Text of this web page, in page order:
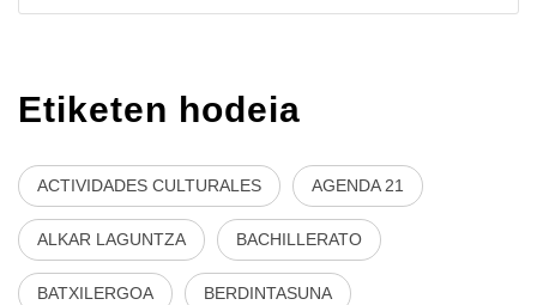
Etiketen hodeia
ACTIVIDADES CULTURALES AGENDA 21
ALKAR LAGUNTZA BACHILLERATO
BATXILERGOA BERDINTASUNA